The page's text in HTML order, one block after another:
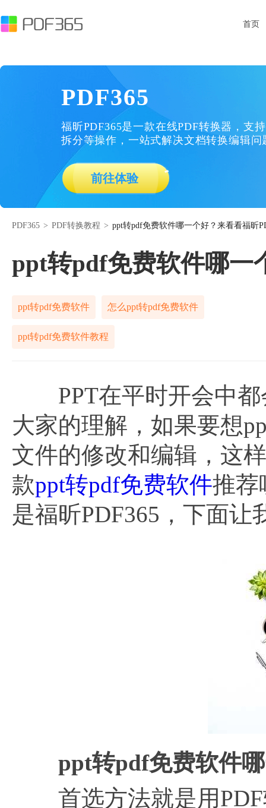
首页
PDF365
福昕PDF365是一款在线PDF转换器，支
拆分等操作，一站式解决文档转换编辑问
前往体验
PDF365 > PDF转换教程 > ppt转pdf免费软件哪一个好？来看看福昕
ppt转pdf免费软件哪一
ppt转pdf免费软件 怎么ppt转pdf免费软件
ppt转pdf免费软件教程
PPT在平时开会中都
大家的理解，如果要想
文件的修改和编辑，这
款ppt转pdf免费软件推荐
是福昕PDF365，下面让
ppt转pdf免费软件
首选方法就是用PDF